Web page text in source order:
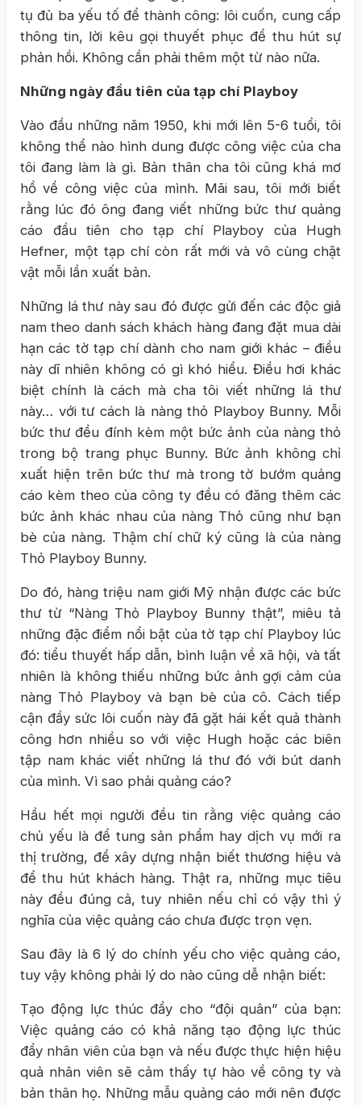
tụ đủ ba yếu tố để thành công: lôi cuốn, cung cấp
thông tin, lời kêu gọi thuyết phục để thu hút sự
phản hồi. Không cần phải thêm một từ nào nữa.
Những ngày đầu tiên của tạp chí Playboy
Vào đầu những năm 1950, khi mới lên 5-6 tuổi, tôi
không thể nào hình dung được công việc của cha
tôi đang làm là gì. Bản thân cha tôi cũng khá mơ
hồ về công việc của mình. Mãi sau, tôi mới biết
rằng lúc đó ông đang viết những bức thư quảng
cáo đầu tiên cho tạp chí Playboy của Hugh
Hefner, một tạp chí còn rất mới và vô cùng chật
vật mỗi lần xuất bản.
Những lá thư này sau đó được gửi đến các độc giả
nam theo danh sách khách hàng đang đặt mua dài
hạn các tờ tạp chí dành cho nam giới khác – điều
này dĩ nhiên không có gì khó hiểu. Điều hơi khác
biệt chính là cách mà cha tôi viết những lá thư
này… với tư cách là nàng thỏ Playboy Bunny. Mỗi
bức thư đều đính kèm một bức ảnh của nàng thỏ
trong bộ trang phục Bunny. Bức ảnh không chỉ
xuất hiện trên bức thư mà trong tờ bướm quảng
cáo kèm theo của công ty đều có đăng thêm các
bức ảnh khác nhau của nàng Thỏ cũng như bạn
bè của nàng. Thậm chí chữ ký cũng là của nàng
Thỏ Playboy Bunny.
Do đó, hàng triệu nam giới Mỹ nhận được các bức
thư từ “Nàng Thỏ Playboy Bunny thật”, miêu tả
những đặc điểm nổi bật của tờ tạp chí Playboy lúc
đó: tiểu thuyết hấp dẫn, bình luận về xã hội, và tất
nhiên là không thiếu những bức ảnh gợi cảm của
nàng Thỏ Playboy và bạn bè của cô. Cách tiếp
cận đầy sức lôi cuốn này đã gặt hái kết quả thành
công hơn nhiều so với việc Hugh hoặc các biên
tập nam khác viết những lá thư đó với bút danh
của mình. Vì sao phải quảng cáo?
Hầu hết mọi người đều tin rằng việc quảng cáo
chủ yếu là để tung sản phẩm hay dịch vụ mới ra
thị trường, để xây dựng nhận biết thương hiệu và
để thu hút khách hàng. Thật ra, những mục tiêu
này đều đúng cả, tuy nhiên nếu chỉ có vậy thì ý
nghĩa của việc quảng cáo chưa được trọn vẹn.
Sau đây là 6 lý do chính yếu cho việc quảng cáo,
tuy vậy không phải lý do nào cũng dễ nhận biết:
Tạo động lực thúc đẩy cho “đội quân” của bạn:
Việc quảng cáo có khả năng tạo động lực thúc
đẩy nhân viên của bạn và nếu được thực hiện hiệu
quả nhân viên sẽ cảm thấy tự hào về công ty và
bản thân họ. Những mẫu quảng cáo mới nên được